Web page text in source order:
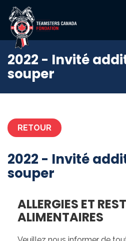
2022 - Invité
souper
RETOUR
2022 - Invité
souper
ALLERGIES ET
ALIMENTAIRES